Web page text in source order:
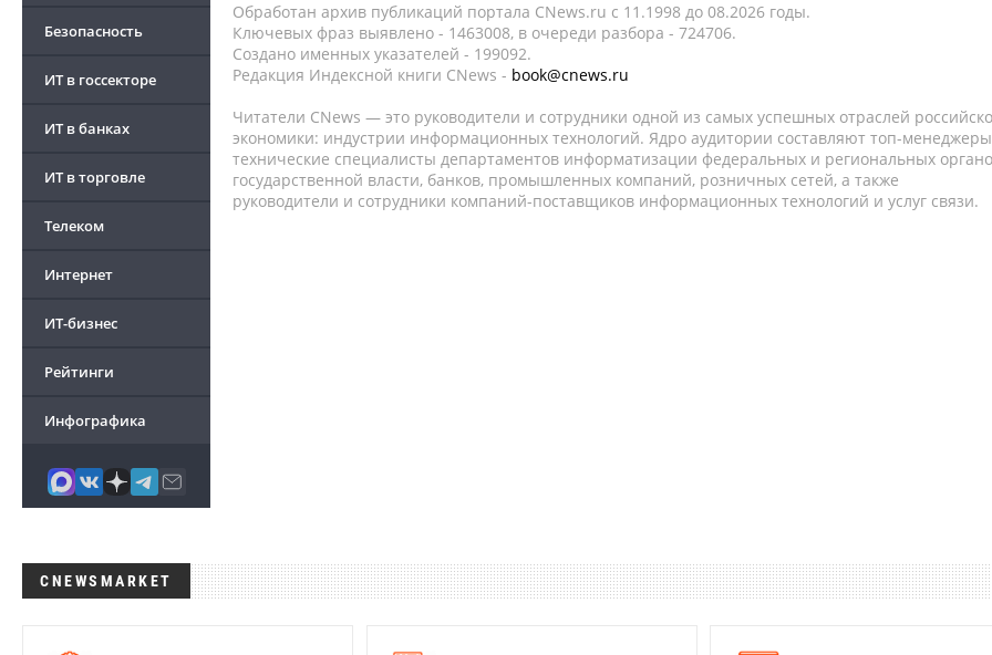
Безопасность
ИТ в госсекторе
ИТ в банках
ИТ в торговле
Телеком
Интернет
ИТ-бизнес
Рейтинги
Инфографика
Обработан архив публикаций портала CNews.ru c 11.1998 до 08.2026 годы.
Ключевых фраз выявлено - 1463008, в очереди разбора - 724706.
Создано именных указателей - 199092.
Редакция Индексной книги CNews - book@cnews.ru
Читатели CNews — это руководители и сотрудники одной из самых успешных отраслей
экономики: индустрии информационных технологий. Ядро аудитории составляют топ-
технические специалисты департаментов информатизации федеральных и региональных
государственной власти, банков, промышленных компаний, розничных сетей, а также
руководители и сотрудники компаний-поставщиков информационных технологий и услуг связи.
CNEWSMARKET